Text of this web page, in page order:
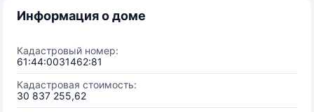
Информация о доме
Кадастровый номер:
61:44:0031462:81
Кадастровая стоимость:
30 837 255,62